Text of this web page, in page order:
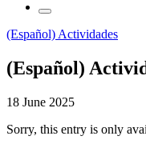
(Español) Actividades
(Español)
18 June 2025
Sorry, this entry is only